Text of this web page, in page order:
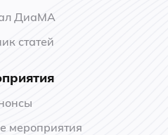
ДиаМА
статей
мероприятия